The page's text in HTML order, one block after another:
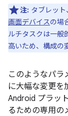
注: タブレッ
画面デバイスの場
ルチタスクは一般
高いため、構成の
このようなパラ
に大幅な変更を
Android プラッ
るための専用の